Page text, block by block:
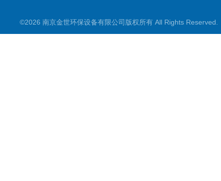
©2026 南京金世环保设备有限公司版权所有 All Rights